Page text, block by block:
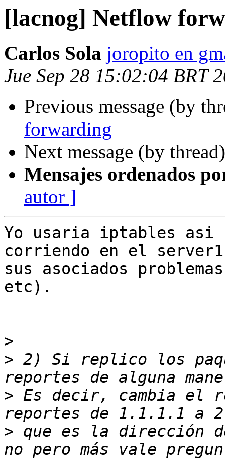
[lacnog] Netflow
Carlos Sola joropito en
Jue Sep 28 15:02:04 BRT
Previous message (by
forwarding
Next message (by
Mensajes ordenados
autor ]
Yo usaria iptables asi
corriendo en el
sus asociados
etc).
>
> 2) Si replico los
> Es decir, cambia el
> que es la dirección